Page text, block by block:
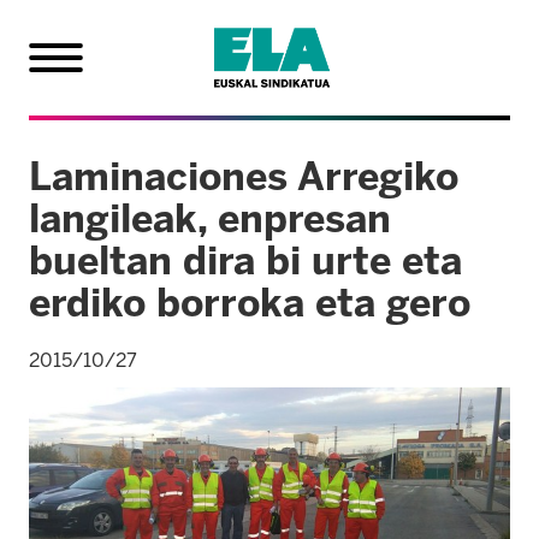
Laminaciones Arregiko
langileak, enpresan
bueltan dira bi urte eta
erdiko borroka eta gero
2015/10/27